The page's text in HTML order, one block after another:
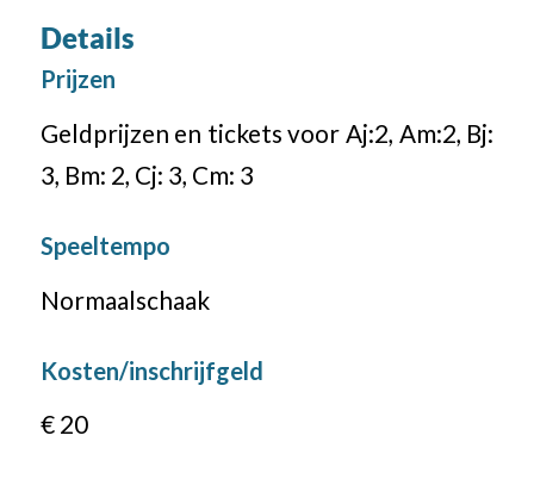
Details
Prijzen
Geldprijzen en tickets voor Aj:2, Am:2, Bj:
3, Bm: 2, Cj: 3, Cm: 3
Speeltempo
Normaalschaak
Kosten/inschrijfgeld
€ 20